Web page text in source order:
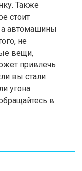
Также
стоит
а автомашины
не
вещи,
привлечь
вы стали
угона
в